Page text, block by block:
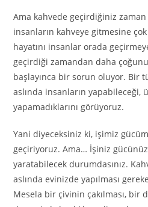
Ama kahvede geçirdiğiniz
insanların kahveye gitmesine
hayatını insanlar orada
geçirdiği zamandan daha
başlayınca bir sorun oluyor. Bir
aslında insanların
yapamadıklarını görüyoruz.
Yani diyeceksiniz ki, işimiz
geçiriyoruz. Ama… İşiniz
yaratabilecek durumdasınız.
aslında evinizde yapılması
Mesela bir çivinin çakılması, bir